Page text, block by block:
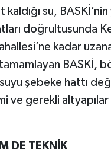
kaldığı su,
doğrultusunda
kadar
BASKİ,
suyu şebeke hattı
ve gerekli altyapılar
DE TEKNİK